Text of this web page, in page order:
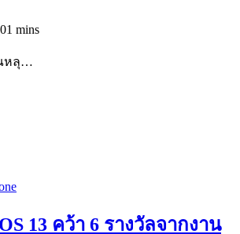
01 mins
หลุ…
13 คว้า 6 รางวัลจากงาน